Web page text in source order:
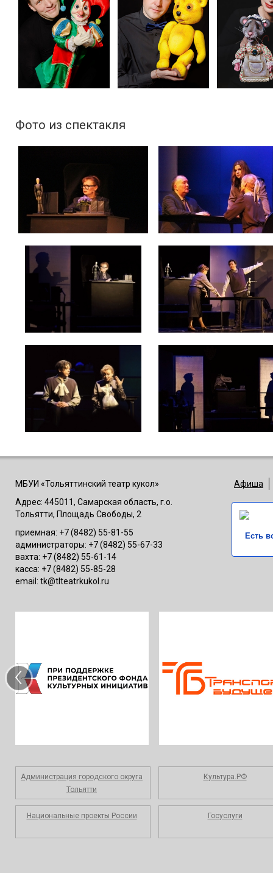
Фото из спектакля
МБУИ «Тольяттинский театр кукол»
Адрес: 445011, Самарская область, г.о.
Тольятти, Площадь Свободы, 2
приемная: +7 (8482) 55-81-55
администраторы: +7 (8482) 55-67-33
вахта: +7 (8482) 55-61-14
касса: +7 (8482) 55-85-28
email: tk@tlteatrkukol.ru
Афиша
Есть
‹
Администрация городского округа
Тольятти
Культура.РФ
Национальные проекты России Госуслуги